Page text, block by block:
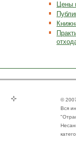
Цены
©
Вся